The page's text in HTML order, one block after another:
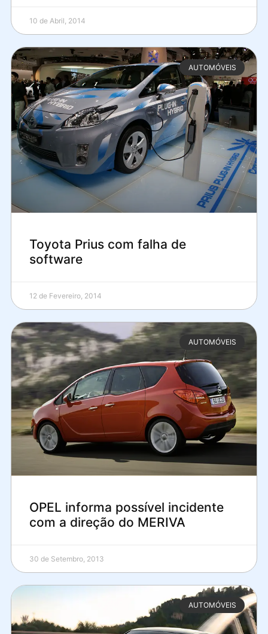
10 de Abril, 2014
AUTOMÓVEIS
Toyota Prius com falha de
software
12 de Fevereiro, 2014
AUTOMÓVEIS
OPEL informa possível incidente
com a direção do MERIVA
30 de Setembro, 2013
AUTOMÓVEIS